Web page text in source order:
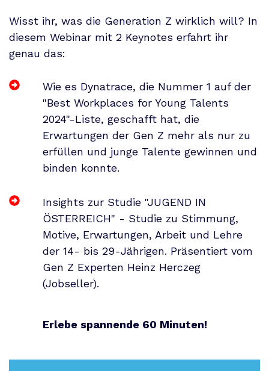
Wisst ihr, was die Generation Z wirklich will? In
diesem Webinar mit 2 Keynotes erfahrt ihr
genau das:
Wie es Dynatrace, die Nummer 1 auf der
"Best Workplaces for Young Talents
2024"-Liste, geschafft hat, die
Erwartungen der Gen Z mehr als nur zu
erfüllen und junge Talente gewinnen und
binden konnte.
Insights zur Studie "JUGEND IN
ÖSTERREICH" - Studie zu Stimmung,
Motive, Erwartungen, Arbeit und Lehre
der 14- bis 29-Jährigen. Präsentiert vom
Gen Z Experten Heinz Herczeg
(Jobseller).
Erlebe spannende 60 Minuten!